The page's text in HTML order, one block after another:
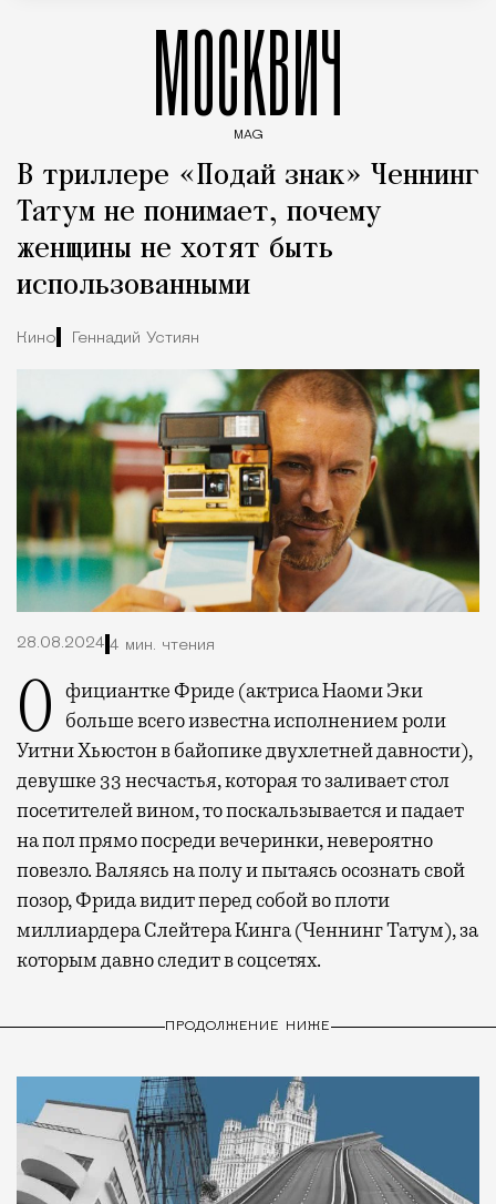
МОСКВИЧ
MAG
В триллере «Подай знак» Ченнинг
Татум не понимает, почему
женщины не хотят быть
использованными
Кино Геннадий Устиян
28.08.2024 4 мин. чтения
Официантке Фриде (актриса Наоми Эки
больше всего известна исполнением роли
Уитни Хьюстон в байопике двухлетней давности),
девушке 33 несчастья, которая то заливает стол
посетителей вином, то поскальзывается и падает
на пол прямо посреди вечеринки, невероятно
повезло. Валяясь на полу и пытаясь осознать свой
позор, Фрида видит перед собой во плоти
миллиардера Слейтера Кинга (Ченнинг Татум), за
которым давно следит в соцсетях.
ПРОДОЛЖЕНИЕ НИЖЕ